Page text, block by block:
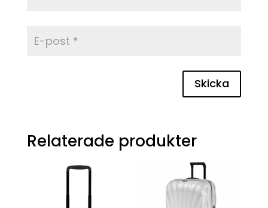
Skicka
Relaterade produkter